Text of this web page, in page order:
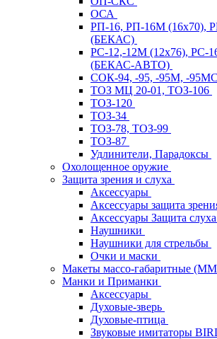
ОСА
РП-16, РП-16М (16х70),
(БЕКАС)
РС-12,-12М (12х76), РС-
(БЕКАС-АВТО)
СОК-94, -95, -95М, -
ТОЗ МЦ 20-01, ТОЗ-106
ТОЗ-120
ТОЗ-34
ТОЗ-78, ТОЗ-99
ТОЗ-87
Удлинители, Парадоксы
Охолощенное оружие
Защита зрения и слуха
Аксессуары
Аксессуары защита
Аксессуары Защита слуха
Наушники
Наушники для стрельбы
Очки и маски
Макеты массо-габаритные
Манки и Приманки
Аксессуары
Духовые-зверь
Духовые-птица
Звуковые имитаторы